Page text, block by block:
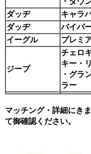
ダッヂ キャラ
ダッヂ
バイパ
イーグル
プレミ
ジープ
チェロ
キー・
・グラ
ラー
マッチング・詳細にき
て御確認ください。